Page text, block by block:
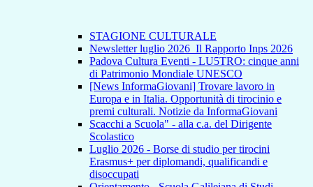
STAGIONE CULTURALE
Newsletter luglio 2026_Il Rapporto Inps 2026
Padova Cultura Eventi - LU5TRO: cinque anni
di Patrimonio Mondiale UNESCO
[News InformaGiovani] Trovare lavoro in
Europa e in Italia. Opportunità di tirocinio e
premi culturali. Notizie da InformaGiovani
Scacchi a Scuola" - alla c.a. del Dirigente
Scolastico
Luglio 2026 - Borse di studio per tirocini
Erasmus+ per diplomandi, qualificandi e
disoccupati